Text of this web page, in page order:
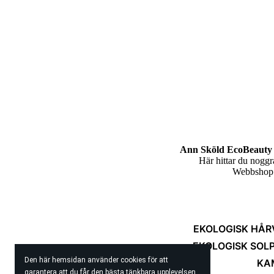
Den här hemsidan använder cookies för att
garantera att du får den bästa tänkbara upplevelsen
Ann Sköld EcoBeauty
Här hittar du
EKOLOGISK
EKOLOGISK